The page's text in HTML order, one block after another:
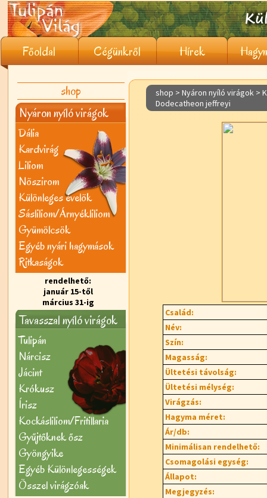
Főoldal Cégünkről Hírek
shop
Nyáron nyíló virágok
Dália
Kardvirág
Liliom
Nõszirom
Különleges évelõk
Sásliliom/Árnyékliliom
Gyümölcsök
Egyéb nyári hagymások
Ritkaságok
rendelhető:
január 15-től
március 31-ig
Tavasszal nyíló virágok
Tulipán
Nárcisz
Jácint
Krókusz
Írisz
Kockásliliom/Fritillaria
Gyűjtőknek ősz
Gyöngyike
Egyéb Különlegességek
Õsszel virágzóak
shop > Nyáron nyíló virágok >
Dodecatheon jeffreyi
Család:
Név:
Szín:
Magasság:
Ültetési távolság:
Ültetési mélység:
Virágzás:
Hagyma méret:
Ár/db:
Minimálisan rendelhető:
Csomagolási egység:
Állapot:
Megjegyzés: